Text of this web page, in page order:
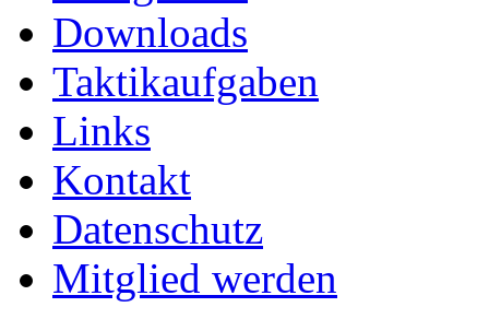
Downloads
Taktikaufgaben
Links
Kontakt
Datenschutz
Mitglied werden